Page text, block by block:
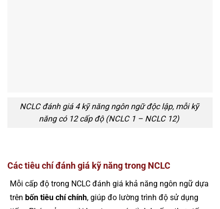
NCLC đánh giá 4 kỹ năng ngôn ngữ độc lập, mỗi kỹ
năng có 12 cấp độ (NCLC 1 – NCLC 12)
Các tiêu chí đánh giá kỹ năng trong NCLC
Mỗi cấp độ trong NCLC đánh giá khả năng ngôn ngữ dựa
trên bốn tiêu chí chính, giúp đo lường trình độ sử dụng